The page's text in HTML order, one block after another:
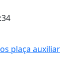
plaça auxiliar